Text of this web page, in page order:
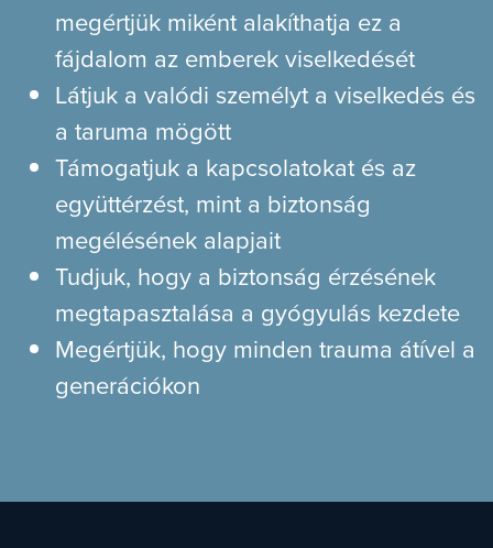
megértjük miként alakíthatja ez a
fájdalom az emberek viselkedését
Látjuk a valódi személyt a viselkedés és
a taruma mögött
Támogatjuk a kapcsolatokat és az
együttérzést, mint a biztonság
megélésének alapjait
Tudjuk, hogy a biztonság érzésének
megtapasztalása a gyógyulás kezdete
Megértjük, hogy minden trauma átível a
generációkon